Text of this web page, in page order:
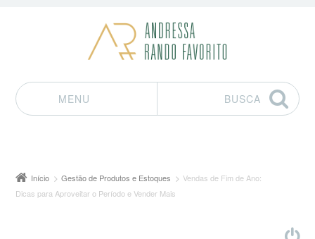
MENU
BUSCA
Início Gestão de Produtos e Estoques
Vendas de Fim de Ano:
Dicas para Aproveitar o Período e Vender Mais